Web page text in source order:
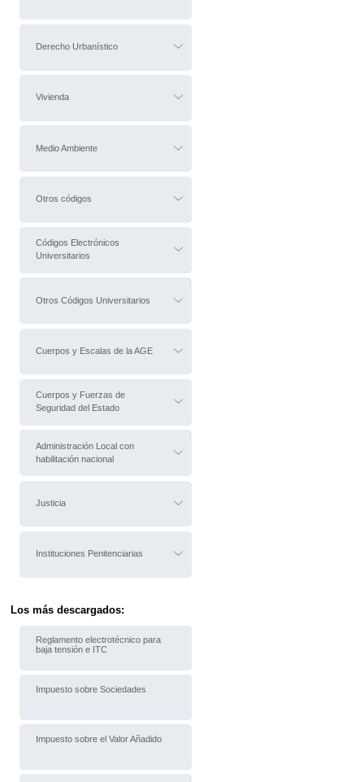
Derecho Urbanístico
Vivienda
Medio Ambiente
Otros códigos
Códigos Electrónicos
Universitarios
Otros Códigos Universitarios
Cuerpos y Escalas de la AGE
Cuerpos y Fuerzas de
Seguridad del Estado
Administración Local con
habilitación nacional
Justicia
Instituciones Penitenciarias
Los más descargados:
Reglamento electrotécnico para
baja tensión e ITC
Impuesto sobre Sociedades
Impuesto sobre el Valor Añadido